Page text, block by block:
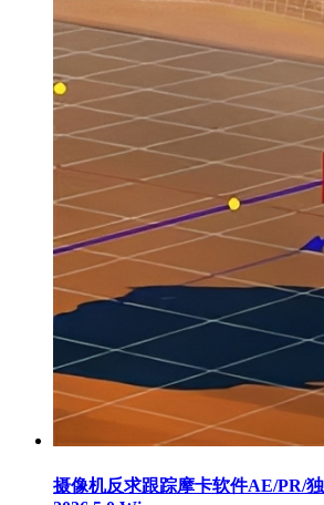
摄像机反求跟踪摩卡软件AE/PR/